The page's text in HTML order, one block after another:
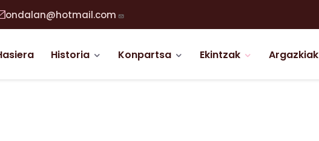
ondalan@hotmail.com
Historia Konpartsa Ekintzak Argazkiak